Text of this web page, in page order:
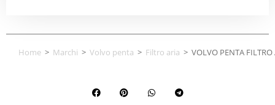
Home > Marchi > Volvo penta > Filtro aria > VOLVO PENTA